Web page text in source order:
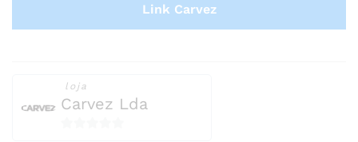
Link Carvez
loja
Carvez Lda